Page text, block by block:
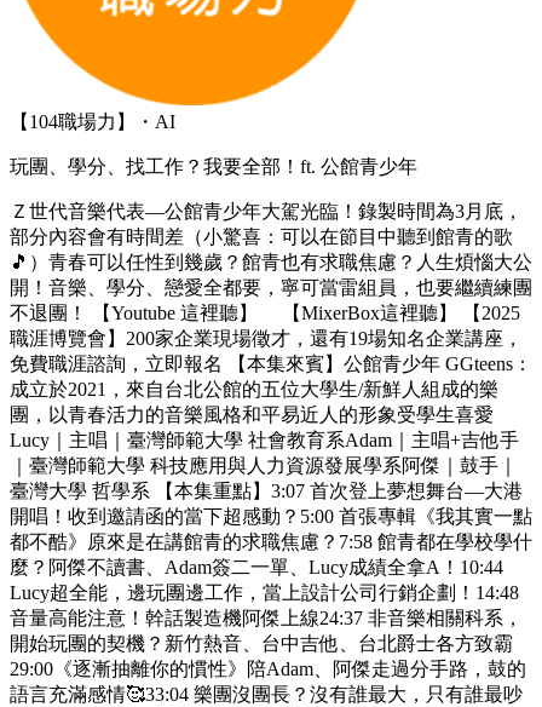
【104職場力】・AI
玩團、學分、找工作？我要全部！ft. 公館青少年
Ｚ世代音樂代表—公館青少年大駕光臨！錄製時間為3月底，
部分內容會有時間差（小驚喜：可以在節目中聽到館青的歌
🎵）青春可以任性到幾歲？館青也有求職焦慮？人生煩惱大公
開！音樂、學分、戀愛全都要，寧可當雷組員，也要繼續練團
不退團！ 【Youtube 這裡聽】 【MixerBox這裡聽】 【2025
職涯博覽會】200家企業現場徵才，還有19場知名企業講座，
免費職涯諮詢，立即報名 【本集來賓】公館青少年 GGteens：
成立於2021，來自台北公館的五位大學生/新鮮人組成的樂
團，以青春活力的音樂風格和平易近人的形象受學生喜愛
Lucy｜主唱｜臺灣師範大學 社會教育系Adam｜主唱+吉他手
｜臺灣師範大學 科技應用與人力資源發展學系阿傑｜鼓手｜
臺灣大學 哲學系 【本集重點】3:07 首次登上夢想舞台—大港
開唱！收到邀請函的當下超感動？5:00 首張專輯《我其實一點
都不酷》原來是在講館青的求職焦慮？7:58 館青都在學校學什
麼？阿傑不讀書、Adam簽二一單、Lucy成績全拿A！10:44
Lucy超全能，邊玩團邊工作，當上設計公司行銷企劃！14:48
音量高能注意！幹話製造機阿傑上線24:37 非音樂相關科系，
開始玩團的契機？新竹熱音、台中吉他、台北爵士各方致霸
29:00《逐漸抽離你的慣性》陪Adam、阿傑走過分手路，鼓的
語言充滿感情🥰33:04 樂團沒團長？沒有誰最大，只有誰最吵